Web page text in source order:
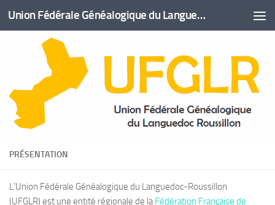
Skip to content Union Fédérale Généalogique du Languedoc Roussillon (UFGLR)
PRÉSENTATION
L’Union Fédérale Généalogique du Languedoc-Roussillon
(UFGLR) est une entité régionale de la Fédération Française de